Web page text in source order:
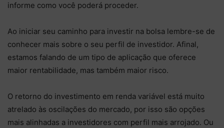
informe como você poderá proceder.
Ao iniciar seu caminho para investir na bolsa lembre-se de
conhecer mais sobre o seu perfil de investidor. Afinal,
estamos falando de um tipo de aplicação que oferece
maior rentabilidade, mas também maior risco.
O retorno do investimento em renda variável está muito
atrelado às oscilações do mercado, por isso são opções
mais alinhadas a investidores com perfil mais arrojado. Ou